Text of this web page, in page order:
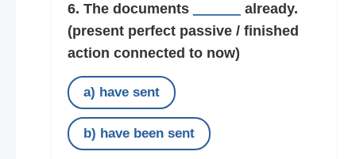
6. The documents
already.
(present perfect passive / finished
action connected to now)
a) have sent
b) have been sent